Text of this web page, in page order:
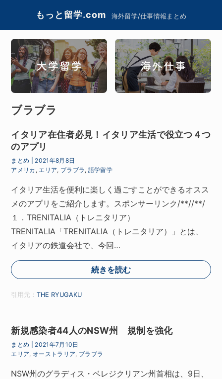
もっと留学.com 海外留学/仕事情報まとめ
ブラブラ
イタリア在住者必見！イタリア生活で役立つ４つ
のアプリ
まとめ
2021年8月8日
アメリカ , エリア, ブラブラ , 語学留学
イタリア生活を便利に楽しく過ごすことができるオスス
メのアプリをご紹介します。スポンサーリンク/**//**/
１．TRENITALIA（トレニタリア）
TRENITALIA「TRENITALIA（トレニタリア）」とは、
イタリアの鉄道会社で、今回…
続きを読む
引用元：THE RYUGAKU
新規感染者44人のNSW州 規制を強化
まとめ
2021年7月10日
エリア, オーストラリア, ブラブラ
NSW州のグラディス・ベレジクリアン州首相は、9日、